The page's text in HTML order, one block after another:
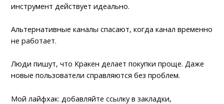
инструмент действует идеально.
Альтернативные каналы спасают, когда канал временно
не работает.
Люди пишут, что Кракен делает покупки проще. Даже
новые пользователи справляются без проблем.
Мой лайфхак: добавляйте ссылку в закладки,